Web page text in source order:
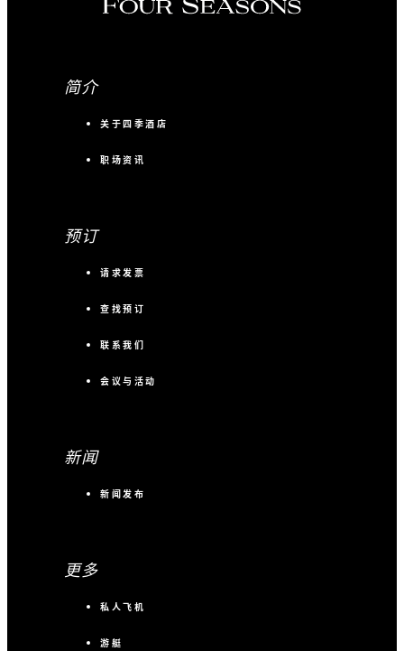
简介
关于四季酒店
职场资讯
预订
请求发票
查找预订
联系我们
会议与活动
新闻
新闻发布
更多
私人飞机
游艇